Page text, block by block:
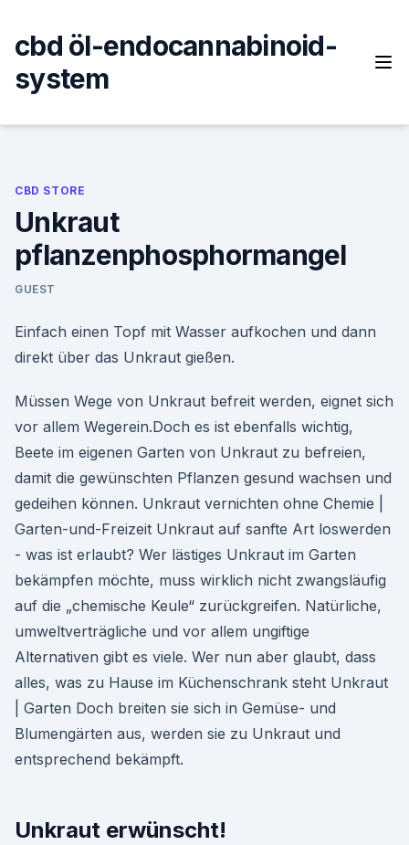
content
cbd öl-endocannabinoid-
system
CBD STORE
Unkraut
pflanzenphosphormangel
GUEST
Einfach einen Topf mit Wasser aufkochen und dann
direkt über das Unkraut gießen.
Müssen Wege von Unkraut befreit werden, eignet sich
vor allem Wegerein.Doch es ist ebenfalls wichtig,
Beete im eigenen Garten von Unkraut zu befreien,
damit die gewünschten Pflanzen gesund wachsen und
gedeihen können. Unkraut vernichten ohne Chemie |
Garten-und-Freizeit Unkraut auf sanfte Art loswerden
- was ist erlaubt? Wer lästiges Unkraut im Garten
bekämpfen möchte, muss wirklich nicht zwangsläufig
auf die „chemische Keule“ zurückgreifen. Natürliche,
umweltverträgliche und vor allem ungiftige
Alternativen gibt es viele. Wer nun aber glaubt, dass
alles, was zu Hause im Küchenschrank steht Unkraut
| Garten Doch breiten sie sich in Gemüse- und
Blumengärten aus, werden sie zu Unkraut und
entsprechend bekämpft.
Unkraut erwünscht!